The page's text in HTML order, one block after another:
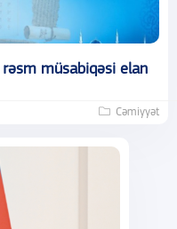
rəsm müsabiqəsi elan
Cəmiyyət